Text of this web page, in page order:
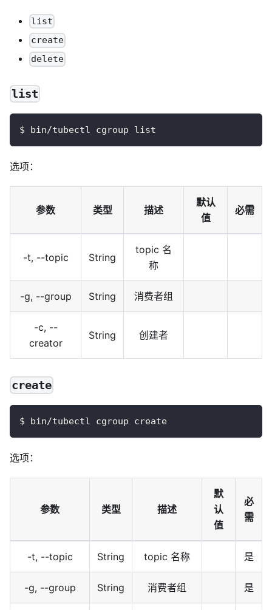
list
create
delete
list
$ bin/tubectl cgroup list
选项：
参数 类型 描述
默认
值
必需
-t, --topic String
topic 名
称
-g, --group String 消费者组
-c, --
creator
String 创建者
create
$ bin/tubectl cgroup create
选项：
参数 类型 描述
默
认
值
必
需
-t, --topic String topic 名称 是
-g, --group String 消费者组 是